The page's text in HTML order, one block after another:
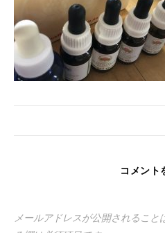
コメント
メールアドレスが公開されること